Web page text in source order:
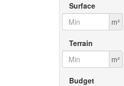
Surface
m²
Terrain
m²
Budget